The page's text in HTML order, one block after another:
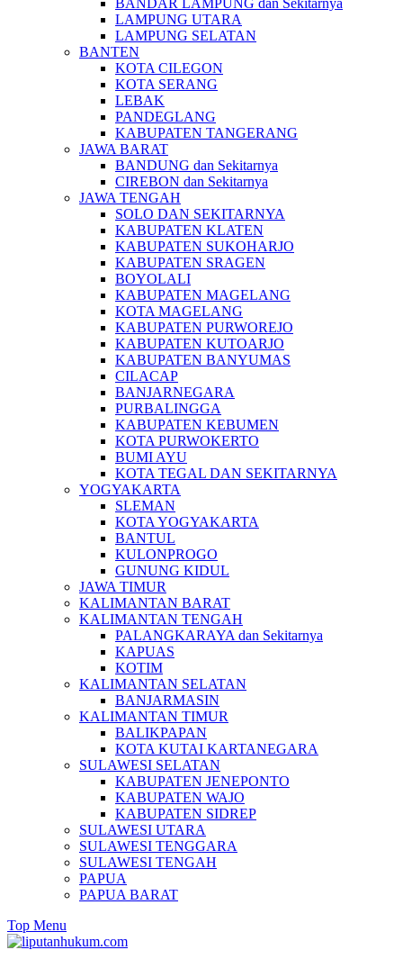
BANDAR LAMPUNG dan Sekitarnya
LAMPUNG UTARA
LAMPUNG SELATAN
BANTEN
KOTA CILEGON
KOTA SERANG
LEBAK
PANDEGLANG
KABUPATEN TANGERANG
JAWA BARAT
BANDUNG dan Sekitarnya
CIREBON dan Sekitarnya
JAWA TENGAH
SOLO DAN SEKITARNYA
KABUPATEN KLATEN
KABUPATEN SUKOHARJO
KABUPATEN SRAGEN
BOYOLALI
KABUPATEN MAGELANG
KOTA MAGELANG
KABUPATEN PURWOREJO
KABUPATEN KUTOARJO
KABUPATEN BANYUMAS
CILACAP
BANJARNEGARA
PURBALINGGA
KABUPATEN KEBUMEN
KOTA PURWOKERTO
BUMI AYU
KOTA TEGAL DAN SEKITARNYA
YOGYAKARTA
SLEMAN
KOTA YOGYAKARTA
BANTUL
KULONPROGO
GUNUNG KIDUL
JAWA TIMUR
KALIMANTAN BARAT
KALIMANTAN TENGAH
PALANGKARAYA dan Sekitarnya
KAPUAS
KOTIM
KALIMANTAN SELATAN
BANJARMASIN
KALIMANTAN TIMUR
BALIKPAPAN
KOTA KUTAI KARTANEGARA
SULAWESI SELATAN
KABUPATEN JENEPONTO
KABUPATEN WAJO
KABUPATEN SIDREP
SULAWESI UTARA
SULAWESI TENGGARA
SULAWESI TENGAH
PAPUA
PAPUA BARAT
Top Menu